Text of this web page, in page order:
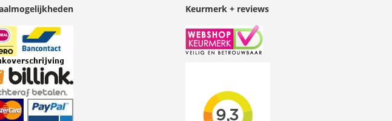
Keurmerk + reviews